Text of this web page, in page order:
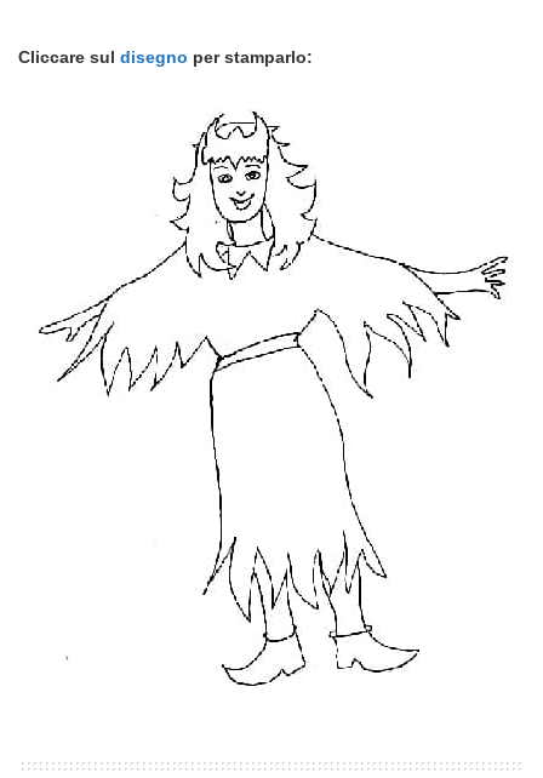
Cliccare sul disegno per stamparlo: